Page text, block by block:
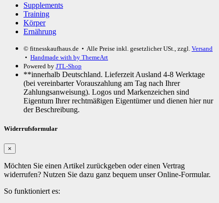
Supplements
Training
Körper
Ernährung
© fitnesskaufhaus.de • Alle Preise inkl. gesetzlicher USt., zzgl. Versand
• Handmade with by ThemeArt
Powered by JTL-Shop
**innerhalb Deutschland. Lieferzeit Ausland 4-8 Werktage
(bei vereinbarter Vorauszahlung am Tag nach Ihrer
Zahlungsanweisung). Logos und Markenzeichen sind
Eigentum Ihrer rechtmäßigen Eigentümer und dienen hier nur
der Beschreibung.
Widerrufsformular
×
Möchten Sie einen Artikel zurückgeben oder einen Vertrag
widerrufen? Nutzen Sie dazu ganz bequem unser Online-Formular.
So funktioniert es: